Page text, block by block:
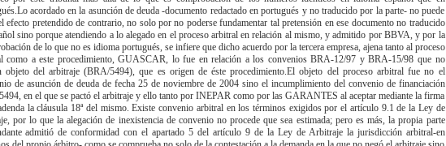
acordado en la asunción de deuda -documento redactado en portugués y no traducido por la parte- no puede
efecto pretendido de contrario, no solo por no poderse fundamentar tal pretensión en ese documento no traducido
sino porque atendiendo a lo alegado en el proceso arbitral en relación al mismo, y admitido por BBVA, y por la
de lo que no es idioma portugués, se infiere que dicho acuerdo por la tercera empresa, ajena tanto al proceso
como a este procedimiento, GUASCAR, lo fue en relación a los convenios BRA-12/97 y BRA-15/98 que no
objeto del arbitraje (BRA/5494), que es origen de éste procedimiento.El objeto del proceso arbitral fue no el
de asunción de deuda de fecha 25 de noviembre de 2004 sino el incumplimiento del convenio de financiación
en el que se pactó el arbitraje y ello tanto por INEPAR como por las GARANTES al aceptar mediante la firma
la cláusula 18ª del mismo. Existe convenio arbitral en los términos exigidos por el artículo 9.1 de la Ley de
por lo que la alegación de inexistencia de convenio no procede que sea estimada; pero es más, la propia parte
admitió de conformidad con el apartado 5 del artículo 9 de la Ley de Arbitraje la jurisdicción arbitral-en